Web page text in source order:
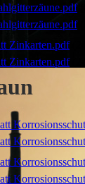
Zinkarten.pdf
Zinkarten.pdf